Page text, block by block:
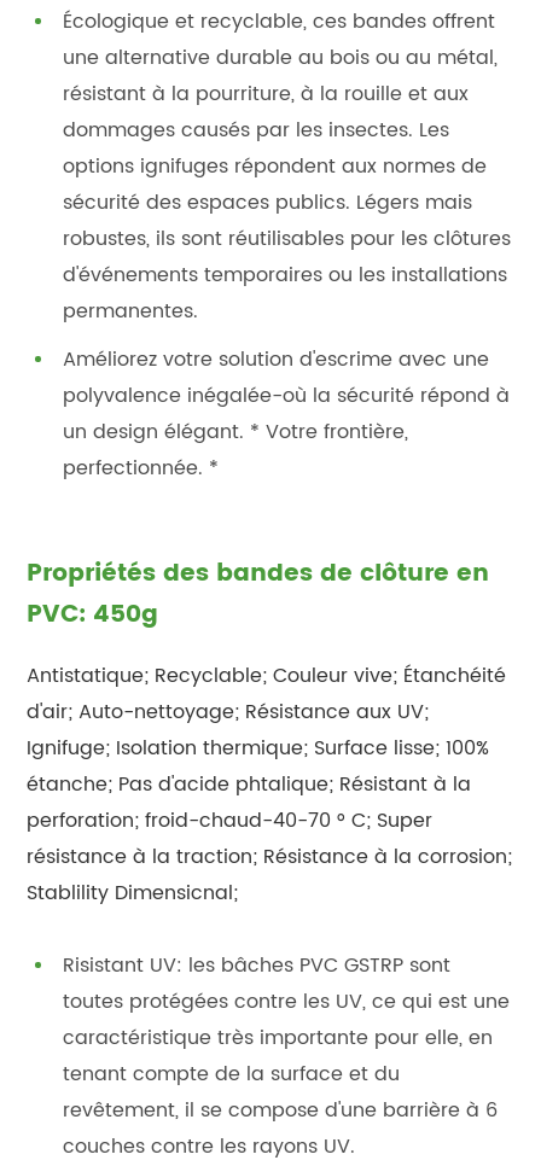
Écologique et recyclable, ces bandes offrent
une alternative durable au bois ou au métal,
résistant à la pourriture, à la rouille et aux
dommages causés par les insectes. Les
options ignifuges répondent aux normes de
sécurité des espaces publics. Légers mais
robustes, ils sont réutilisables pour les clôtures
d'événements temporaires ou les installations
permanentes.
Améliorez votre solution d'escrime avec une
polyvalence inégalée-où la sécurité répond à
un design élégant. * Votre frontière,
perfectionnée. *
Propriétés des bandes de clôture en
PVC: 450g
Antistatique; Recyclable; Couleur vive; Étanchéité
d'air; Auto-nettoyage; Résistance aux UV;
Ignifuge; Isolation thermique; Surface lisse; 100%
étanche; Pas d'acide phtalique; Résistant à la
perforation; froid-chaud-40-70 ° C; Super
résistance à la traction; Résistance à la corrosion;
Stablility Dimensicnal;
Risistant UV: les bâches PVC GSTRP sont
toutes protégées contre les UV, ce qui est une
caractéristique très importante pour elle, en
tenant compte de la surface et du
revêtement, il se compose d'une barrière à 6
couches contre les rayons UV.